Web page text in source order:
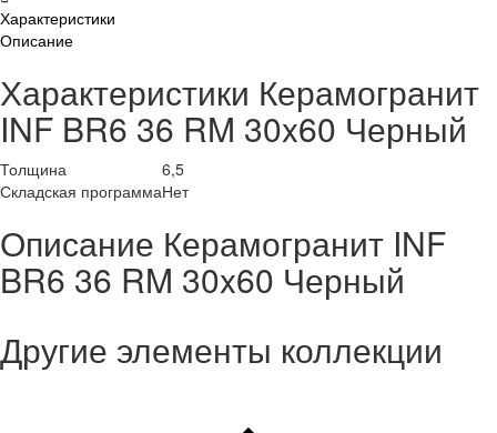
Характеристики
Описание
Характеристики Керамогранит
INF BR6 36 RM 30x60 Черный
Толщина
6,5
Складская программаНет
Описание Керамогранит INF
BR6 36 RM 30x60 Черный
Другие элементы коллекции